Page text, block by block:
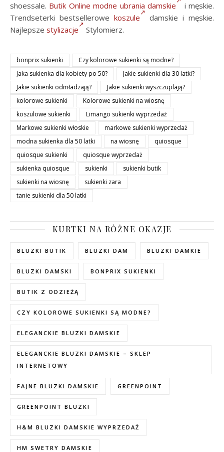
shoessale. Butik Online modne ubrania damskie
i męskie.
Trendseterki bestsellerowe koszule
damskie i męskie.
Najlepsze stylizacje Stylomierz.
bonprix sukienki
Czy kolorowe sukienki są modne?
Jaka sukienka dla kobiety po 50?
Jakie sukienki dla 30 latki?
Jakie sukienki odmładzają?
Jakie sukienki wyszczuplają?
kolorowe sukienki
Kolorowe sukienki na wiosnę
koszulowe sukienki
Limango sukienki wyprzedaż
Markowe sukienki włoskie
markowe sukienki wyprzedaż
modna sukienka dla 50 latki
na wiosnę
quiosque
quiosque sukienki
quiosque wyprzedaż
sukienka quiosque
sukienki
sukienki butik
sukienki na wiosnę
sukienki zara
tanie sukienki dla 50 latki
KURTKI NA RÓŻNE OKAZJE
BLUZKI BUTIK BLUZKI DAM BLUZKI DAMKIE
BLUZKI DAMSKI BONPRIX SUKIENKI
BUTIK Z ODZIEŻĄ
CZY KOLOROWE SUKIENKI SĄ MODNE?
ELEGANCKIE BLUZKI DAMSKIE
ELEGANCKIE BLUZKI DAMSKIE – SKLEP
INTERNETOWY
FAJNE BLUZKI DAMSKIE GREENPOINT
GREENPOINT BLUZKI
H&M BLUZKI DAMSKIE WYPRZEDAŻ
HM SWETRY DAMSKIE